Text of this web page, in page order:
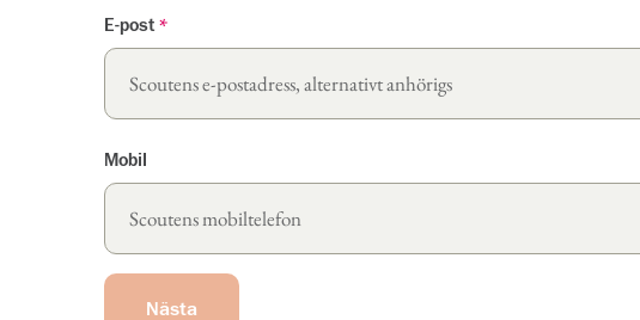
E-post *
Mobil
Nästa